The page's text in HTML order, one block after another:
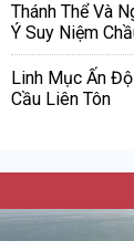
Thánh Thể Và
Ý Suy Niệm
Linh Mục Ấn
Cầu Liên Tôn